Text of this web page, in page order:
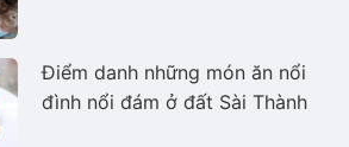
Điểm danh những món ăn nổi
đình nổi đám ở đất Sài Thành